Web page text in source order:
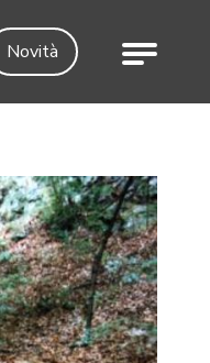
Novità Menu